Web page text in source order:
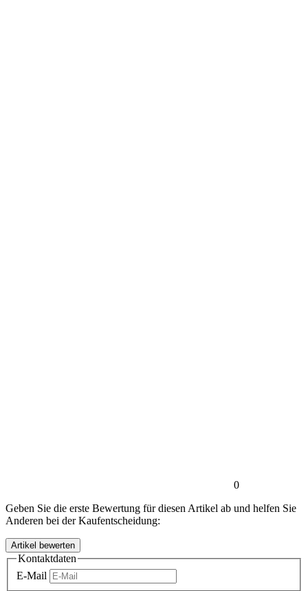
0
Geben Sie die erste Bewertung für diesen Artikel ab und helfen Sie
Anderen bei der Kaufentscheidung:
Kontaktdaten
E-Mail